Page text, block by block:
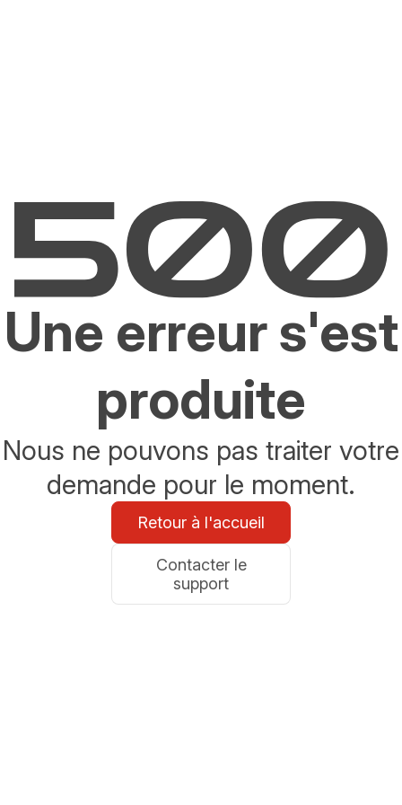
Une erreur s'est
produite
Nous ne pouvons pas traiter votre
demande pour le moment.
Retour à l'accueil
Contacter le
support